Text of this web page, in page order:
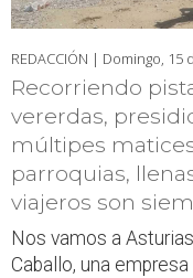
REDACCIÓN | Domingo, 15
Recorriendo
vererdas,
múltipes
parroquias,
viajeros son
Nos vamos a
Caballo, una